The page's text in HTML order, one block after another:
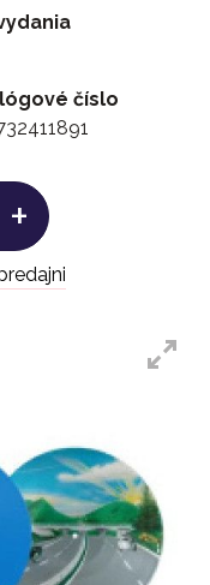
číslo
+